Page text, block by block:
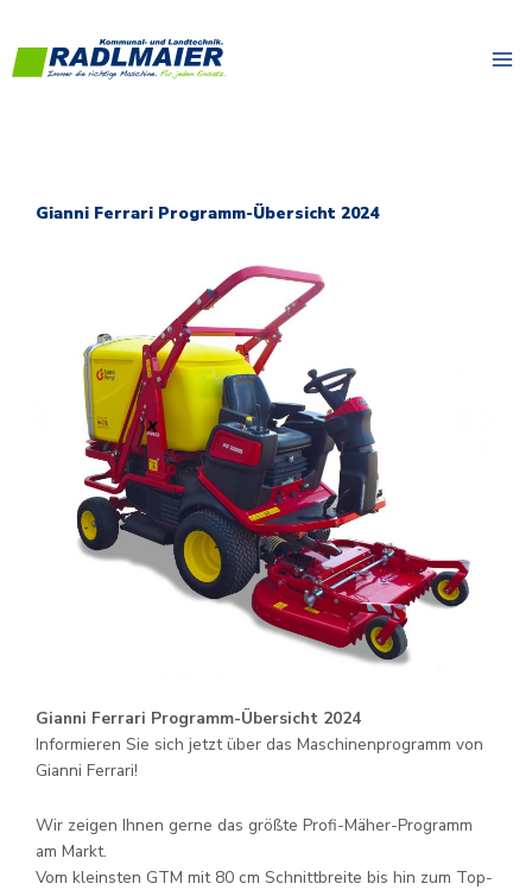
springen
Gianni Ferrari Programm-Übersicht 2024
Gianni Ferrari Programm-Übersicht 2024
Informieren Sie sich jetzt über das Maschinenprogramm von
Gianni Ferrari!
Wir zeigen Ihnen gerne das größte Profi-Mäher-Programm
am Markt.
Vom kleinsten GTM mit 80 cm Schnittbreite bis hin zum Top-